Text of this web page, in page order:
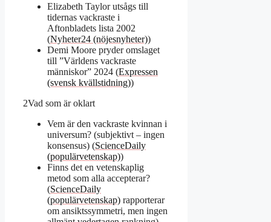
Elizabeth Taylor utsågs till
tidernas vackraste i
Aftonbladets lista 2002
(Nyheter24 (nöjesnyheter))
Demi Moore pryder omslaget
till ”Världens vackraste
människor” 2024 (Expressen
(svensk kvällstidning))
2Vad som är oklart
Vem är den vackraste kvinnan i
universum? (subjektivt – ingen
konsensus) (ScienceDaily
(populärvetenskap))
Finns det en vetenskaplig
metod som alla accepterar?
(ScienceDaily
(populärvetenskap) rapporterar
om ansiktssymmetri, men ingen